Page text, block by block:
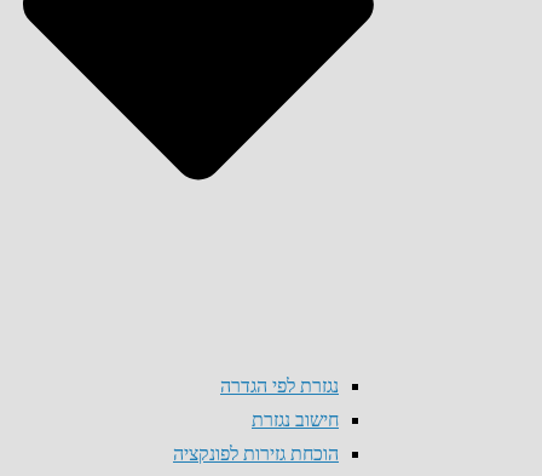
נגזרת לפי הגדרה
חישוב נגזרת
הוכחת גזירות לפונקציה